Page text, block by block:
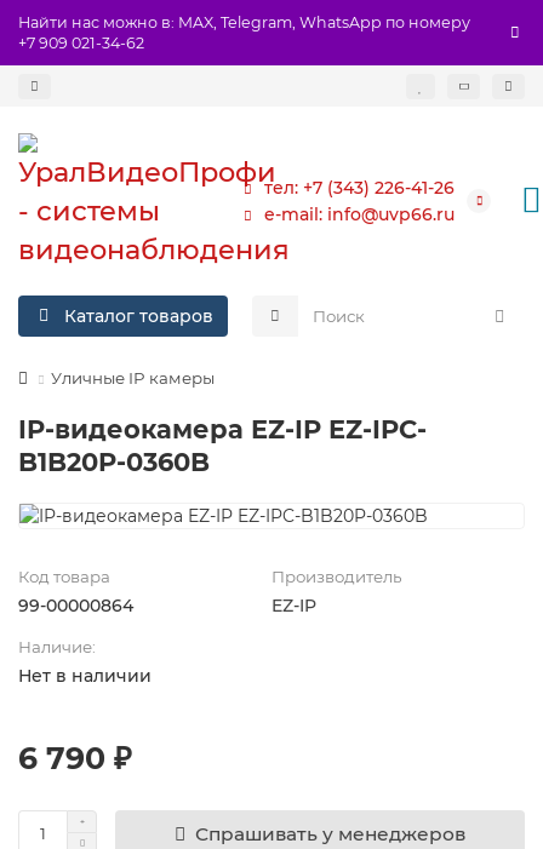
Найти нас можно в: MAX, Telegram, WhatsApp по номеру
+7 909 021-34-62
тел: +7 (343) 226-41-26
e-mail: info@uvp66.ru
Каталог товаров
Уличные IP камеры
IP-видеокамера EZ-IP EZ-IPC-
B1B20P-0360B
Код товара
99-00000864
Производитель
EZ-IP
Наличие:
Нет в наличии
6 790 ₽
Спрашивать у менеджеров